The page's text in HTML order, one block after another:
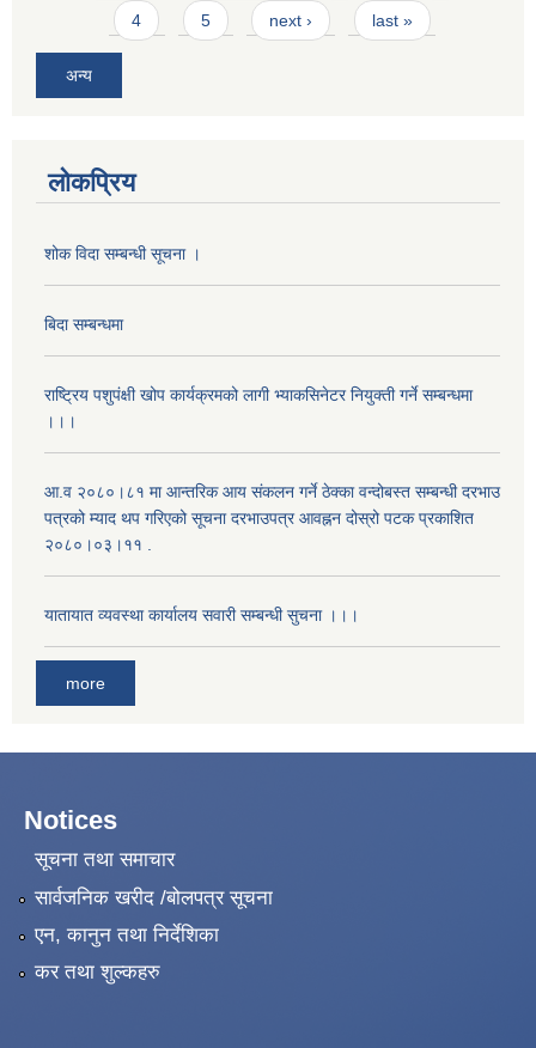
4 5 next › last »
अन्य
लोकप्रिय
शोक विदा सम्बन्धी सूचना ।
बिदा सम्बन्धमा
राष्ट्रिय पशुपंक्षी खोप कार्यक्रमको लागी भ्याकसिनेटर नियुक्ती गर्ने सम्बन्धमा
।।।
आ.व २०८०।८१ मा आन्तरिक आय संकलन गर्ने ठेक्का वन्दोबस्त सम्बन्धी दरभाउ
पत्रको म्याद थप गरिएको सूचना दरभाउपत्र आवह्नन दोस्रो पटक प्रकाशित
२०८०।०३।११ .
यातायात व्यवस्था कार्यालय सवारी सम्बन्धी सुचना ।।।
more
Notices
सूचना तथा समाचार
सार्वजनिक खरीद /बोलपत्र सूचना
एन, कानुन तथा निर्देशिका
कर तथा शुल्कहरु